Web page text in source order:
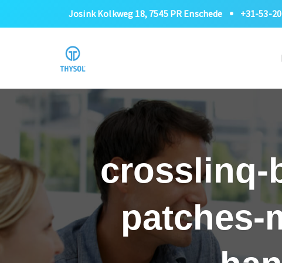
Josink Kolkweg 18, 7545 PR Enschede +31-53-
crosslinq-
patches-